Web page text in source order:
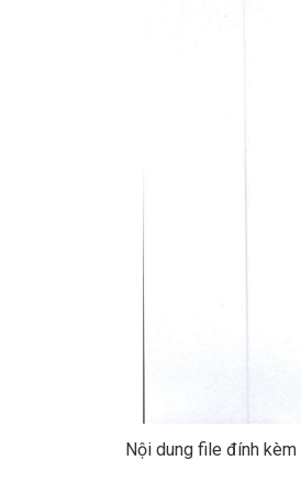
Nội dung file đính kèm